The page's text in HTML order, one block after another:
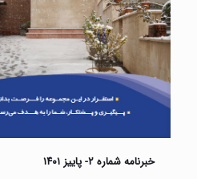
خبرنامه شماره ۲- پاییز ۱۴۰۱